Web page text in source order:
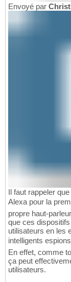
Envoyé par
Il faut rappeler
Alexa pour la
propre haut-
que ces
utilisateurs en les
intelligents
En effet, comme
ça peut
utilisateurs.